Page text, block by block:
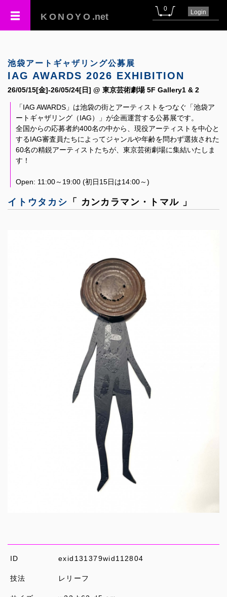
KONOYO .net
0 Login
池袋アートギャザリング公募展
IAG AWARDS 2026 EXHIBITION
26/05/15[金]-26/05/24[日] @ 東京芸術劇場 5F Gallery1 & 2
「IAG AWARDS」は池袋の街とアーティストをつなぐ「池袋ア
ートギャザリング（IAG）」が企画運営する公募展です。
全国からの応募者約400名の中から、現役アーティストを中心と
するIAG審査員たちによってジャンルや年齢を問わず選抜された
60名の精鋭アーティストたちが、東京芸術劇場に集結いたしま
す！
Open: 11:00～19:00 (初日15日は14:00～)
イトウタカシ 「 カンカラマン・トマル 」
ID exid131379wid112804
技法 レリーフ